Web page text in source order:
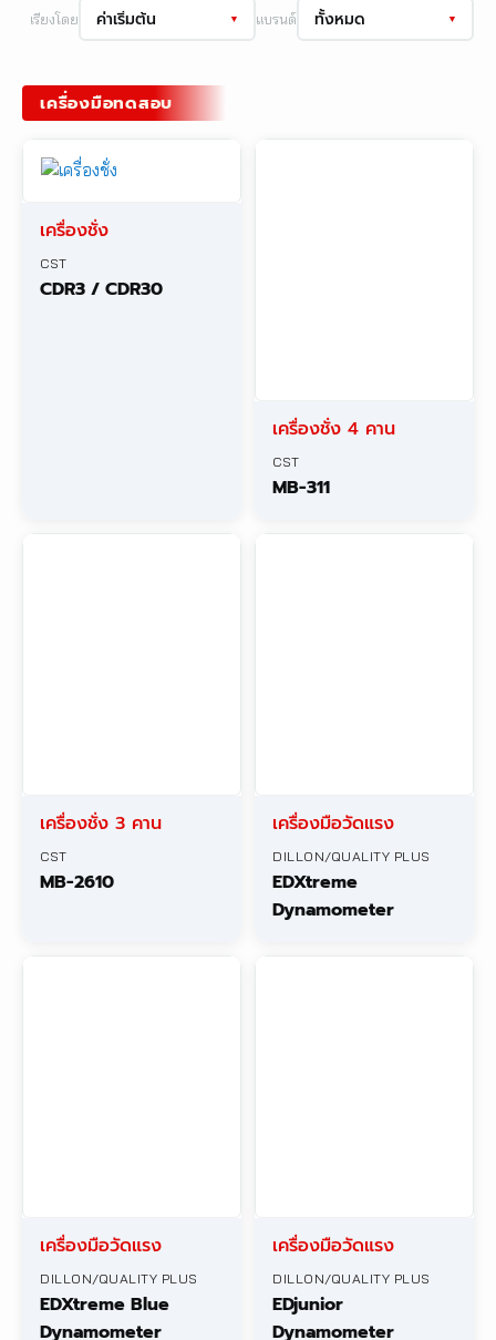
เรียงโดย ค่าเริ่มต้น ▼ แบรนด์ ทั้งหมด ▼
เครื่องมือทดสอบ
เครื่องชั่ง
CST
CDR3 / CDR30
เครื่องชั่ง 4 คาน
CST
MB-311
เครื่องชั่ง 3 คาน
CST
MB-2610
เครื่องมือวัดแรง
DILLON/QUALITY PLUS
EDXtreme
Dynamometer
เครื่องมือวัดแรง
DILLON/QUALITY PLUS
EDXtreme Blue
Dynamometer
เครื่องมือวัดแรง
DILLON/QUALITY PLUS
EDjunior
Dynamometer